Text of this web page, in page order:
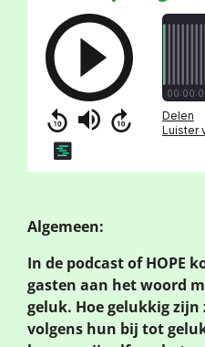
Algemeen:
In de podcast of HOPE
gasten aan het woord
geluk. Hoe gelukkig
volgens hun bij tot